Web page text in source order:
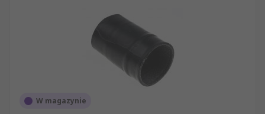
W magazynie